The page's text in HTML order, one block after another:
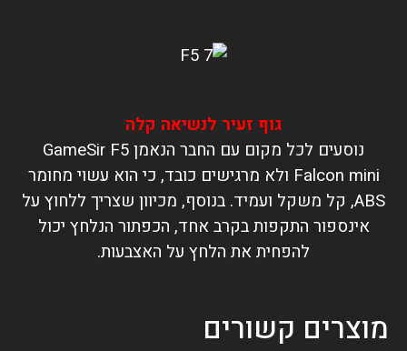
גוף זעיר לנשיאה קלה
נוסעים לכל מקום עם החבר הנאמן GameSir F5
Falcon mini ולא מרגישים כובד, כי הוא עשוי מחומר
ABS, קל משקל ועמיד. בנוסף, מכיוון שצריך ללחוץ על
אינספור התקפות בקרב אחד, הכפתור הנלחץ יכול
להפחית את הלחץ על האצבעות.
מוצרים קשורים